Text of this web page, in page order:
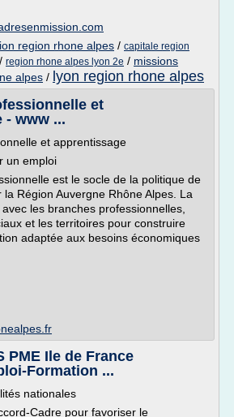
region rhone alpes / capitale region
/ region rhone alpes lyon 2e / missions
alpes / lyon region rhone alpes
et
- www ...
et apprentissage
un emploi
est le socle de la politique de
Région Auvergne Rhône Alpes. La
les branches professionnelles,
et les territoires pour construire
adaptée aux besoins économiques
PME Ile de France
Formation ...
nationales
Cadre pour favoriser le